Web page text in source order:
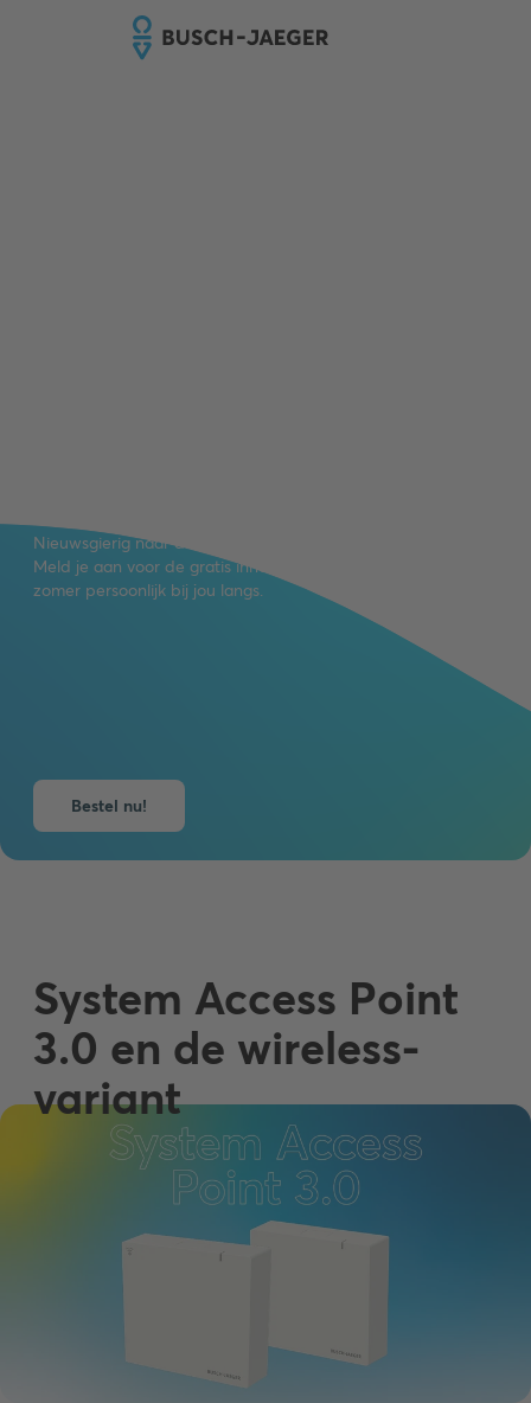
Nieuwsgierig naar de nieuwste innovaties van Busch-Jaeger?
Meld je aan voor de gratis innovatiebox en wij komen deze
zomer persoonlijk bij jou langs.
Bestel nu!
System Access Point
3.0 en de wireless-
variant